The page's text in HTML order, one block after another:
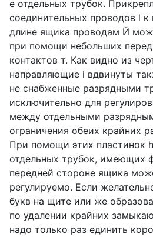
е отдельных трубок.
соединительных проводов l
длине ящика проводам Й
при помощи небольших
контактов т. Как видно из
направляющие i вдвинуты
не снабженные разрядными
исключительно для
между отдельными
ограничения обеих крайних
При помощи этих пластинок
отдельных трубок, имеющих
передней стороне ящика
регулируемо. Если
букв на щите или же
по удалении крайних
надо только раз единить